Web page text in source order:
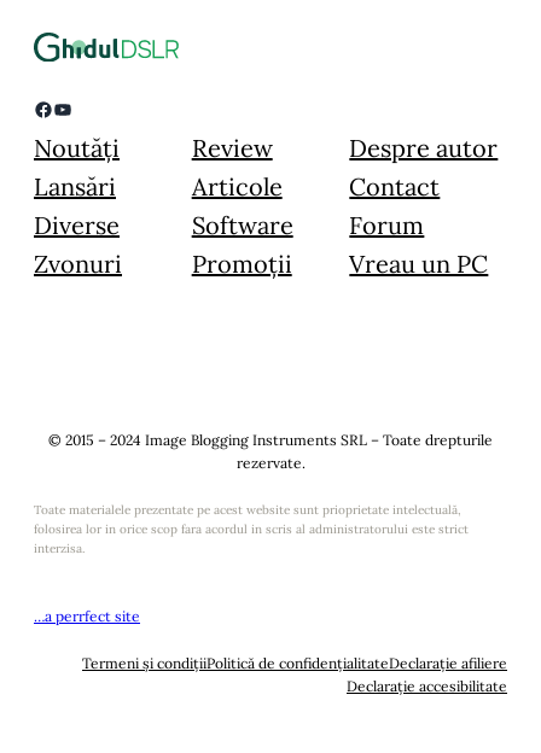
Facebook YouTube
Noutăți
Lansări
Diverse
Zvonuri
Review
Articole
Software
Promoții
Despre autor
Contact
Forum
Vreau un PC
© 2015 – 2024 Image Blogging Instruments SRL – Toate drepturile
rezervate.
Toate materialele prezentate pe acest website sunt prioprietate intelectuală,
folosirea lor in orice scop fara acordul in scris al administratorului este strict
interzisa.
…a perrfect site
Termeni și condițiiPolitică de confidențialitateDeclarație afiliere
Declarație accesibilitate